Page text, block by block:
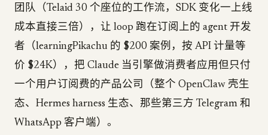
团队（Telaid 30 个座位的工作流，SDK 变化一上线
成本直接三倍），让 loop 跑在订阅上的 agent 开发
者（learningPikachu 的 $200 案例，按 API 计量等
价 $24K），把 Claude 当引擎做消费者应用但只付
一个用户订阅费的产品公司（整个 OpenClaw 壳生
态、Hermes harness 生态、那些第三方 Telegram 和
WhatsApp 客户端）。